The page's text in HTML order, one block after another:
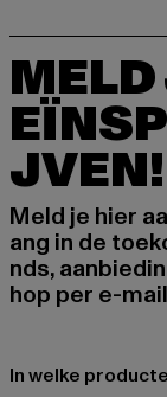
JVEN!
Meld je hier
ang in de
nds,
hop per e-
In welke